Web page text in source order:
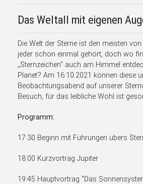
Das Weltall mit eigenen
Die Welt der Sterne ist den meisten
jeder schon einmal gehört, doch wo
„Sternzeichen“ auch am Himmel
Planet? Am 16.10.2021 können diese
Beobachtungsabend auf unserer
Besuch, für das leibliche Wohl ist
Programm:
17:30 Beginn mit Führungen übers
18:00 Kurzvortrag Jupiter
19:45 Hauptvortrag "Das